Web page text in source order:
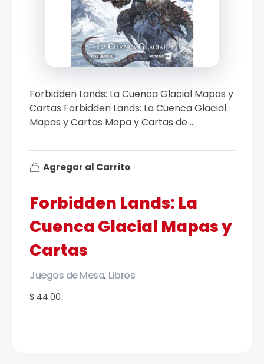
Forbidden Lands: La
Cuenca Glacial Mapas y
Cartas
$ 44.00
Juegos de Mesa, Libros
Forbidden Lands: La Cuenca Glacial Mapas y
Cartas Forbidden Lands: La Cuenca Glacial
Mapas y Cartas Mapa y Cartas de ...
Agregar al Carrito